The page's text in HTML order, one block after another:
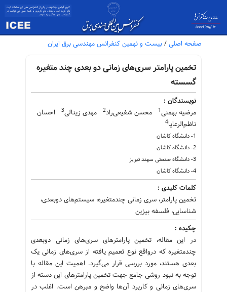
صفحه اصلی / بیست و نهمین کنفرانس مهندسی برق ایران
تخمین پارامتر سری‌های زمانی دو بعدی چند متغیره
گسسته
نویسندگان :
مرضیه بهمنی1 محسن شفیعی‌راد2 مهدی زینالی3
احسان
ناظم‌الرعایا4
1- دانشگاه کاشان
2- دانشگاه کاشان
3- دانشگاه صنعتی سهند تبریز
4- دانشگاه کاشان
کلمات کلیدی :
تخمین پارامتر، سری زمانی چندمتغیره، سیستم‏‌های دوبعدی،
شناسایی، فلسفه بیزین
چکیده :
در این مقاله، تخمین پارامترهای سری‌های زمانی دوبعدی
چندمتغیره که درواقع نوع تعمیم یافته از سری‌های زمانی یک
بعدی هستند، مورد بررسی قرار می‌گیرد. اهمیت این مقاله با
توجه به نبود روشی جامع جهت تخمین پارامترهای این دسته از
سری‌های زمانی و کاربرد آن‌ها واضح و مبرهن است. اغلب در